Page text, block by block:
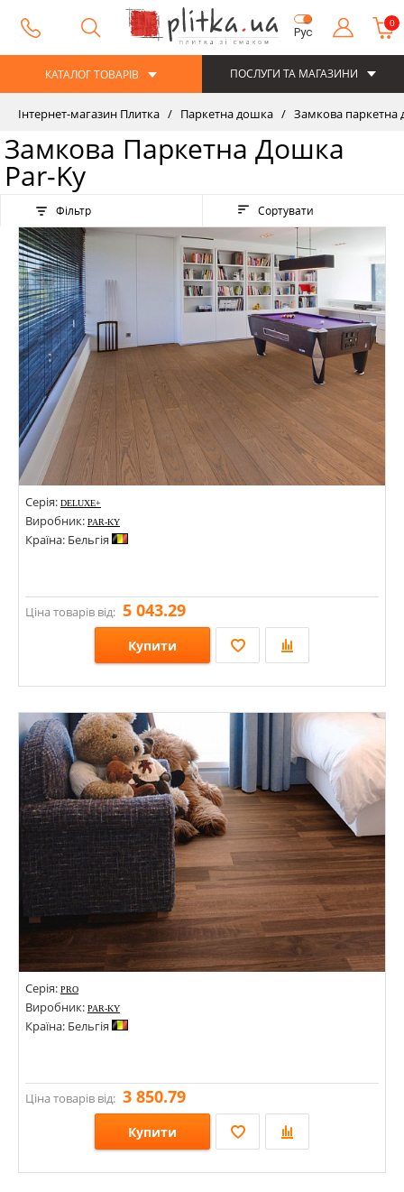
Рус
0
КАТАЛОГ ТОВАРІВ ПОСЛУГИ ТА МАГАЗИНИ
Інтернет-магазин Плитка Паркетна дошка Замкова паркетна
Замкова Паркетна Дошка
Par-Ky
Фільтр Сортувати
Серія: DELUXE+
Виробник: PAR-KY
Країна: Бельгія
Ціна товарів від: 5 043.29
Купити
Стилі:
Кольори:
Серія: PRO
Виробник: PAR-KY
Країна: Бельгія
Ціна товарів від: 3 850.79
Купити
Розміри: 1203х190х7,2;